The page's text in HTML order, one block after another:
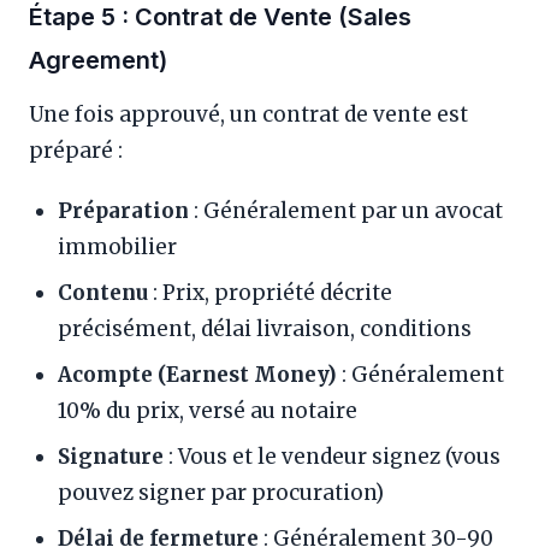
Étape 5 : Contrat de Vente (Sales
Agreement)
Une fois approuvé, un contrat de vente est
préparé :
Préparation : Généralement par un avocat
immobilier
Contenu : Prix, propriété décrite
précisément, délai livraison, conditions
Acompte (Earnest Money) : Généralement
10% du prix, versé au notaire
Signature : Vous et le vendeur signez (vous
pouvez signer par procuration)
Délai de fermeture : Généralement 30-90